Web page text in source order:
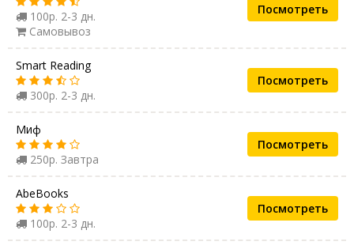
100р. 2-3 дн.
Самовывоз
Посмотреть
Smart Reading
300р. 2-3 дн.
Посмотреть
Миф
250р. Завтра
Посмотреть
AbeBooks
100р. 2-3 дн.
Посмотреть